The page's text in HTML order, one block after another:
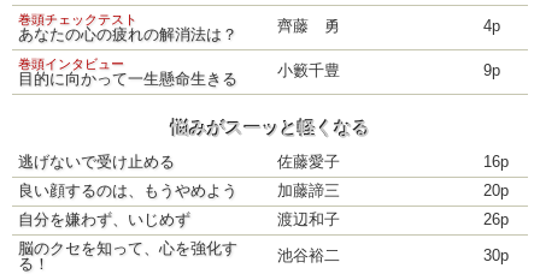
巻頭チェックテスト
あなたの心の疲れの解消法は？ 齊藤 勇 4p
巻頭インタビュー
目的に向かって一生懸命生きる 小籔千豊 9p
悩みがスーッと軽くなる
逃げないで受け止める 佐藤愛子
16p
良い顔するのは、もうやめよう
加藤諦三
20p
自分を嫌わず、いじめず
渡辺和子
26p
脳のクセを知って、心を強化す
る！
池谷裕二 30p